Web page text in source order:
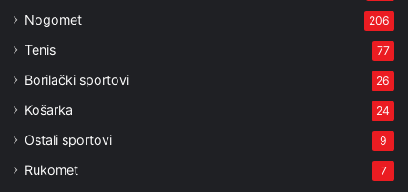
Nogomet 206
Tenis 77
Borilački sportovi 26
Košarka 24
Ostali sportovi 9
Rukomet 7